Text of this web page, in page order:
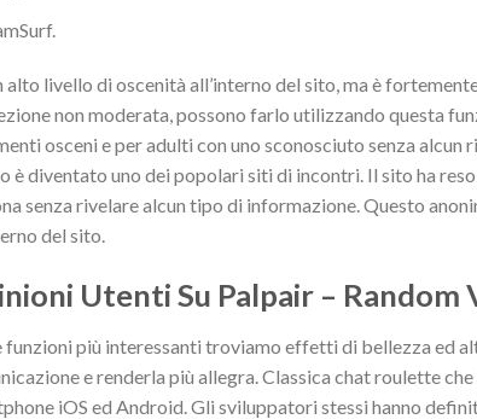
alto livello di oscenità all’interno del sito, ma è
non moderata, possono farlo utilizzando questa
osceni e per adulti con uno sconosciuto senza
è diventato uno dei popolari siti di incontri. Il sito ha
senza rivelare alcun tipo di informazione. Questo
del sito.
Utenti Su Palpair – Random
funzioni più interessanti troviamo effetti di bellezza ed
e renderla più allegra. Classica chat roulette
iOS ed Android. Gli sviluppatori stessi hanno